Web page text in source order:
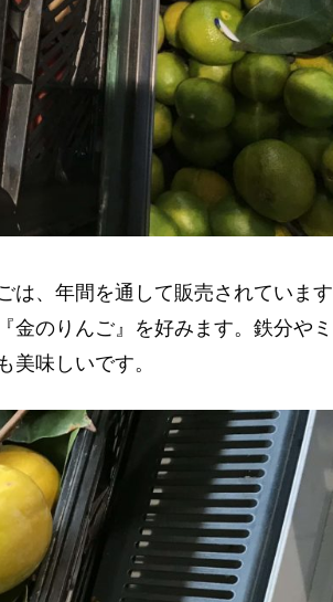
は、年間を通して販売されています
金のりんご』を好みます。鉄分やミ
美味しいです。